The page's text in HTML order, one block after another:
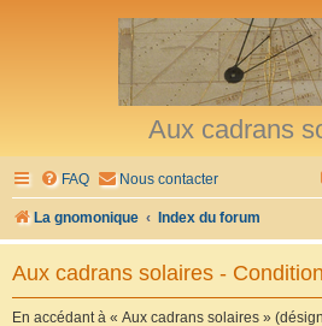
Aux cadrans
FAQ Nous contacter
La gnomonique Index du forum
Aux cadrans solaires -
En accédant à « Aux cadrans solaires »